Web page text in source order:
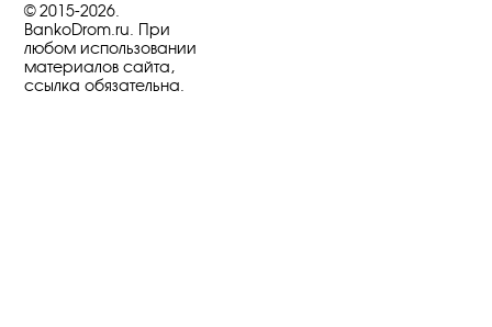
© 2015-2026.
BankoDrom.ru. При
любом использовании
материалов сайта,
ссылка обязательна.